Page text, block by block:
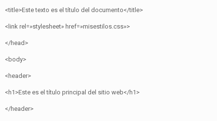
<title>Este texto es el título del documento</title>
<link rel=»stylesheet» href=»misestilos.css»>
</head>
<body>
<header>
<h1>Este es el título principal del sitio web</h1>
</header>